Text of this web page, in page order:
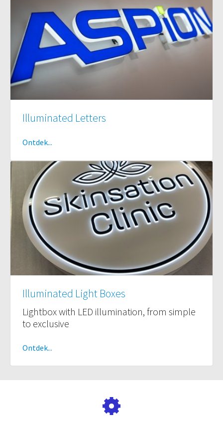
Illuminated Letters
Ontdek...
Illuminated Light Boxes
Lightbox with LED illumination, from simple
to exclusive
Ontdek...